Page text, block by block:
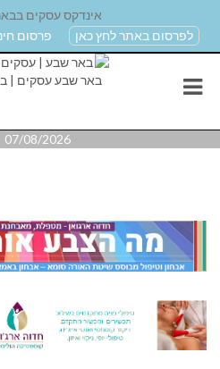
אינדקס עסקים
לפרסום באתר לחץ כאן
פרסום
07/08/2026 11:42